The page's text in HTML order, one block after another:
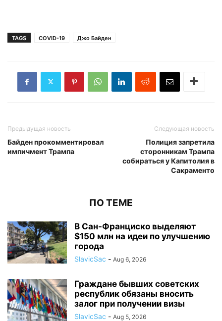
TAGS COVID-19 Джо Байден
Предыдущая новость
Байден прокомментировал
импичмент Трампа
Следующая новость
Полиция запретила
сторонникам Трампа
собираться у Капитолия в
Сакраменто
ПО ТЕМЕ
В Сан-Франциско выделяют
$150 млн на идеи по улучшению
города
SlavicSac - Aug 6, 2026
Граждане бывших советских
республик обязаны вносить
залог при получении визы
SlavicSac - Aug 5, 2026